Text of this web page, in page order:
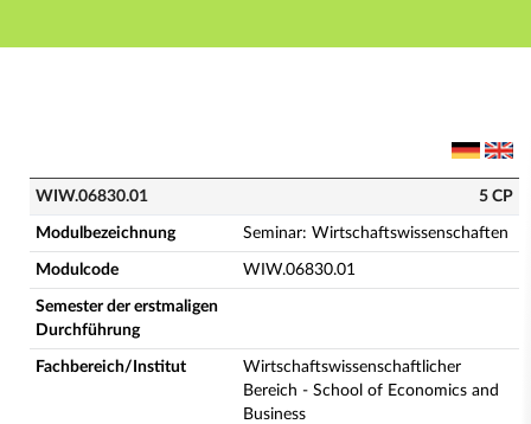
Hauptnavigation
WIW.06830.01 - Seminar:
WIW.06830.01 5 CP
Modulbezeichnung Seminar: Wirtschaftswissenschaften
Modulcode WIW.06830.01
Semester der erstmaligen
Durchführung
Fachbereich/Institut
Wirtschaftswissenschaftlicher
Bereich - School of Economics and
Business